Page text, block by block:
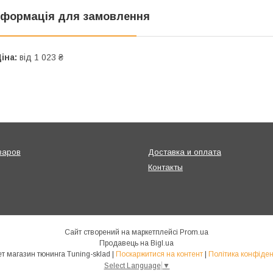
для замовлення
від 1 023 ₴
Доставка и оплата
Контакты
Сайт створений на маркетплейсі Prom.ua
Продавець на Bigl.ua
Интернет магазин тюнинга Tuning-sklad | Поскаржитися на контент | Політика
Select Language ▼